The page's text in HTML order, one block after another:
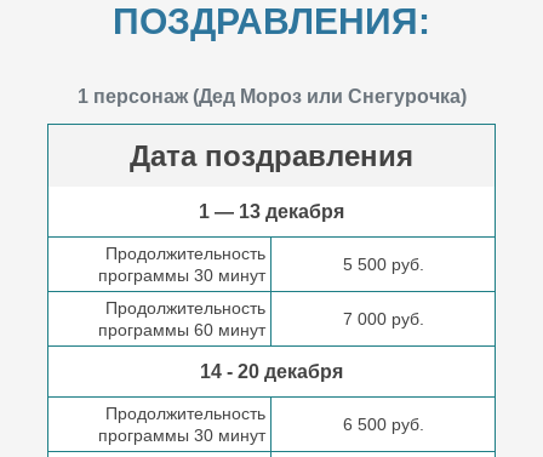
ПОЗДРАВЛЕНИЯ:
1 персонаж (Дед Мороз или Снегурочка)
Дата поздравления
1 — 13 декабря
Продолжительность
программы 30 минут
5 500 руб.
Продолжительность
программы 60 минут
7 000 руб.
14 - 20 декабря
Продолжительность
программы 30 минут
6 500 руб.